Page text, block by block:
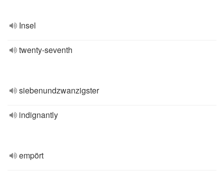
Insel
twenty-seventh
siebenundzwanzigster
indignantly
empört